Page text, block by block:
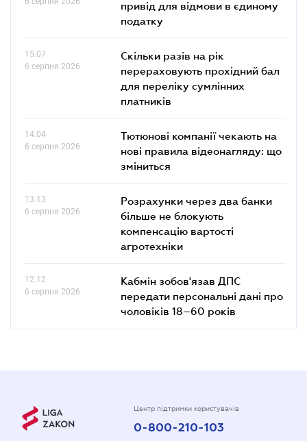
привід для відмови в єдиному
податку
15.07
6 серпня 2026
Скільки разів на рік
перераховують прохідний бал
для переліку сумлінних
платників
14.04
6 серпня 2026
Тютюнові компанії чекають на
нові правила відеонагляду: що
зміниться
13.13
6 серпня 2026
Розрахунки через два банки
більше не блокують
компенсацію вартості
агротехніки
12.12
6 серпня 2026
Кабмін зобов'язав ДПС
передати персональні дані про
чоловіків 18–60 років
Центр підтримки користувачів
0-800-210-103